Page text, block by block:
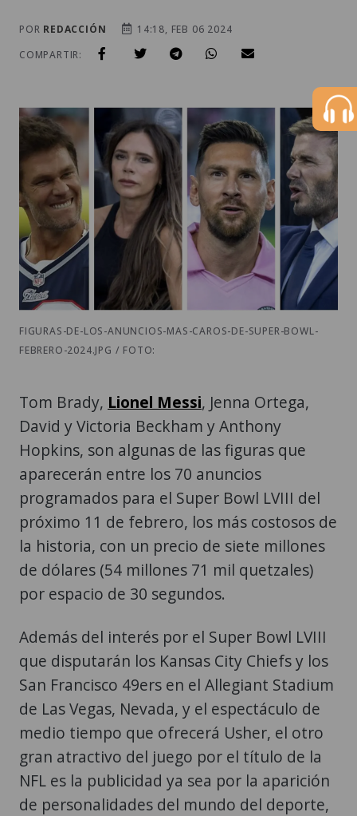
POR REDACCIÓN
14:18, FEB 06 2024
COMPARTIR:
FIGURAS-DE-LOS-ANUNCIOS-MAS-CAROS-DE-SUPER-BOWL-
FEBRERO-2024.JPG / FOTO:
Tom Brady, Lionel Messi, Jenna Ortega,
David y Victoria Beckham y Anthony
Hopkins, son algunas de las figuras que
aparecerán entre los 70 anuncios
programados para el Super Bowl LVIII del
próximo 11 de febrero, los más costosos de
la historia, con un precio de siete millones
de dólares (54 millones 71 mil quetzales)
por espacio de 30 segundos.
Además del interés por el Super Bowl LVIII
que disputarán los Kansas City Chiefs y los
San Francisco 49ers en el Allegiant Stadium
de Las Vegas, Nevada, y el espectáculo de
medio tiempo que ofrecerá Usher, el otro
gran atractivo del juego por el título de la
NFL es la publicidad ya sea por la aparición
de personalidades del mundo del deporte,